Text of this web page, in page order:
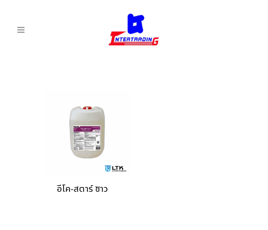
อีโค-สตาร์ ซาว